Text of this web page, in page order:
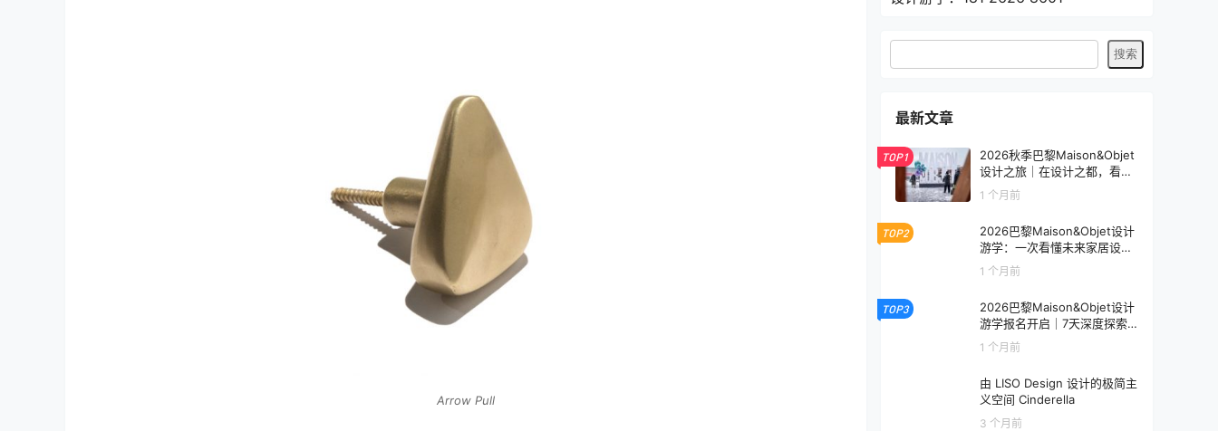
Arrow Pull
最新文章
TOP1
2026秋季巴黎Maison&Objet
设计之旅｜在设计之都，看见
未来生活的模样
1 个月前
TOP2
2026巴黎Maison&Objet设计
游学：一次看懂未来家居设计
趋势
1 个月前
TOP3
2026巴黎Maison&Objet设计
游学报名开启｜7天深度探索
全球家居设计趋势
1 个月前
由 LISO Design 设计的极简主
义空间 Cinderella
3 个月前